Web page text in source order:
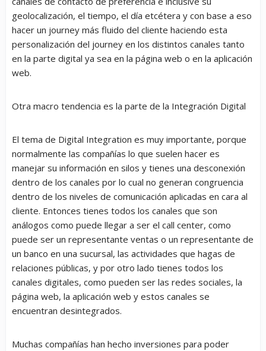
geolocalización, el tiempo, el día etcétera y con base a eso
hacer un journey más fluido del cliente haciendo esta
personalización del journey en los distintos canales tanto
en la parte digital ya sea en la página web o en la aplicación
web.
Otra macro tendencia es la parte de la Integración Digital
El tema de Digital Integration es muy importante, porque
normalmente las compañías lo que suelen hacer es
manejar su información en silos y tienes una desconexión
dentro de los canales por lo cual no generan congruencia
dentro de los niveles de comunicación aplicadas en cara al
cliente. Entonces tienes todos los canales que son
análogos como puede llegar a ser el call center, como
puede ser un representante ventas o un representante de
un banco en una sucursal, las actividades que hagas de
relaciones públicas, y por otro lado tienes todos los
canales digitales, como pueden ser las redes sociales, la
página web, la aplicación web y estos canales se
encuentran desintegrados.
Muchas compañías han hecho inversiones para poder